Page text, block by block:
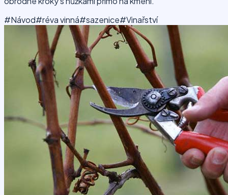
#Návod#réva vinná#sazenice#Vinařství